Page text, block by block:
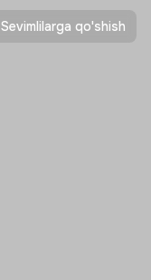
Sevimlilarga qo'shish